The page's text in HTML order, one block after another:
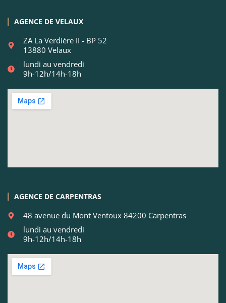
AGENCE DE VELAUX
ZA La Verdière II - BP 52
13880 Velaux
lundi au vendredi
9h-12h/14h-18h
AGENCE DE CARPENTRAS
48 avenue du Mont Ventoux 84200 Carpentras
lundi au vendredi
9h-12h/14h-18h